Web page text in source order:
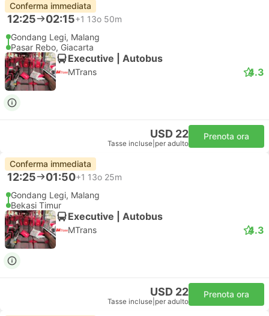
Conferma immediata
12:25 02:15+1 13o 50m
Gondang Legi, Malang
Pasar Rebo, Giacarta
Executive | Autobus
MTrans 4.3
USD 22
Tasse incluse per adulto
Prenota ora
Conferma immediata
12:25 01:50+1 13o 25m
Gondang Legi, Malang
Bekasi Timur
Executive | Autobus
MTrans 4.3
USD 22
Tasse incluse per adulto
Prenota ora